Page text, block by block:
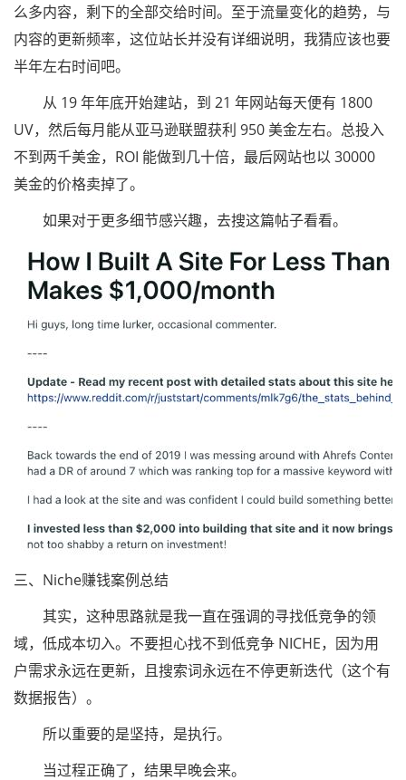
么多内容，剩下的全部交给时间。至于流量变化的趋势，与
内容的更新频率，这位站长并没有详细说明，我猜应该也要
半年左右时间吧。
从 19 年年底开始建站，到 21 年网站每天便有 1800
UV，然后每月能从亚马逊联盟获利 950 美金左右。总投入
不到两千美金，ROI 能做到几十倍，最后网站也以 30000
美金的价格卖掉了。
如果对于更多细节感兴趣，去搜这篇帖子看看。
三、Niche赚钱案例总结
其实，这种思路就是我一直在强调的寻找低竞争的领
域，低成本切入。不要担心找不到低竞争 NICHE，因为用
户需求永远在更新，且搜索词永远在不停更新迭代（这个有
数据报告）。
所以重要的是坚持，是执行。
当过程正确了，结果早晚会来。